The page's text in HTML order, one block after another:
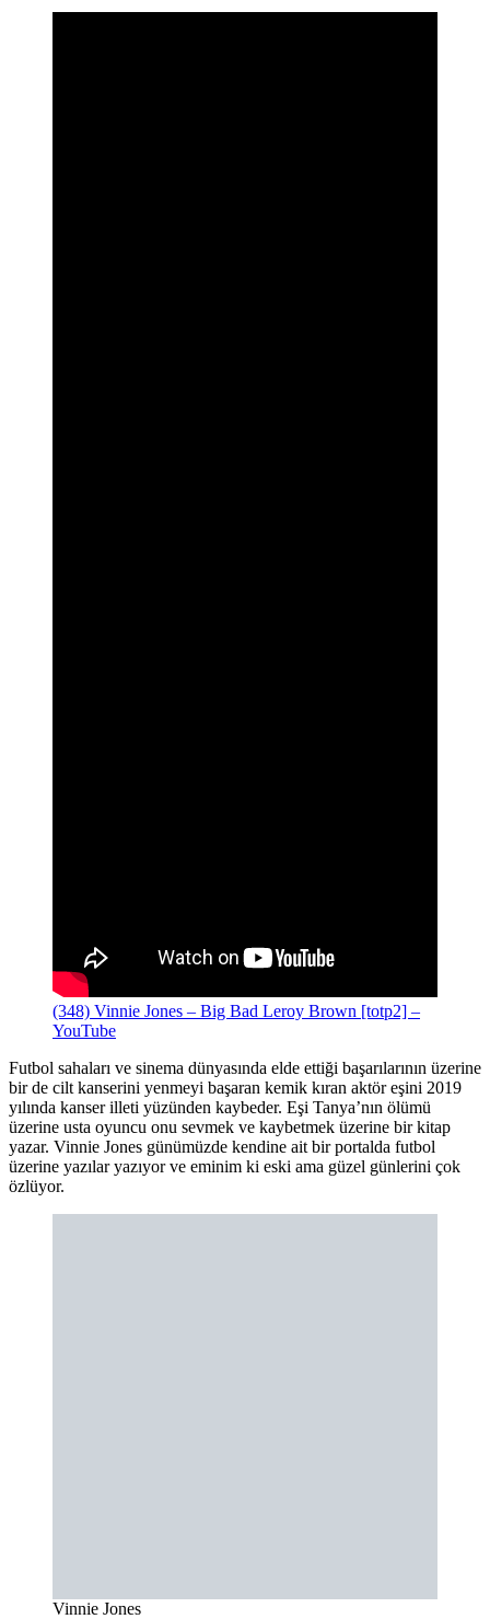
(348) Vinnie Jones – Big Bad Leroy Brown [totp2] –
YouTube
Futbol sahaları ve sinema dünyasında elde ettiği başarılarının üzerine
bir de cilt kanserini yenmeyi başaran kemik kıran aktör eşini 2019
yılında kanser illeti yüzünden kaybeder. Eşi Tanya’nın ölümü
üzerine usta oyuncu onu sevmek ve kaybetmek üzerine bir kitap
yazar. Vinnie Jones günümüzde kendine ait bir portalda futbol
üzerine yazılar yazıyor ve eminim ki eski ama güzel günlerini çok
özlüyor.
Vinnie Jones